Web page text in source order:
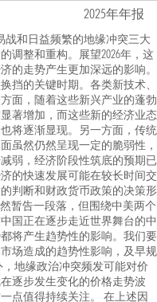
2025年年报
战和日益频繁的地缘冲突三大
调整和重构。展望2026年，这
的走势产生更加深远的影响。
挡的关键时期。各类新技术、
面，随着这些新兴产业的蓬勃
著增加，而这些新的经济业态
将逐渐显现。另一方面，传统
虽然仍然呈现一定的脆弱性，
弱，经济阶段性筑底的预期已
的快速发展可能在较长时间交
判断和财政货币政策的决策形
暂告一段落，但围绕中美两个
国正在逐步走近世界舞台的中
将产生趋势性的影响。我们要
场造成的趋势性影响，及早规
地缘政治冲突频发可能对价
逐步发生变化的价格走势波
点值得持续关注。 在上述因